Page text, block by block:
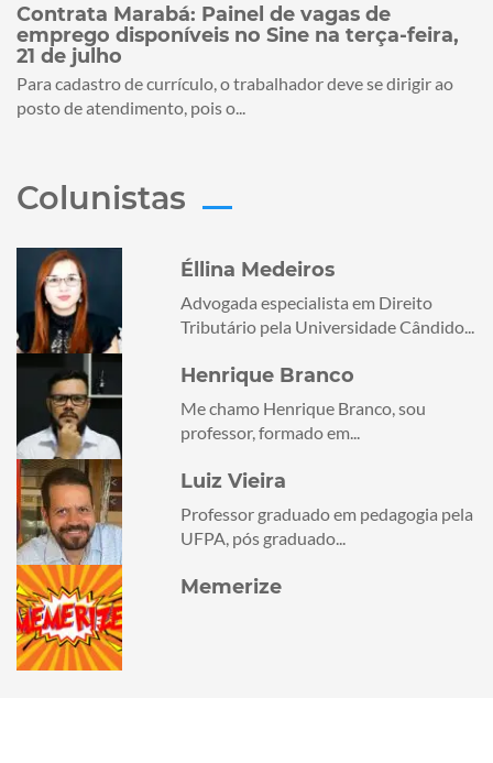
Contrata Marabá: Painel de vagas de
emprego disponíveis no Sine na terça-feira,
21 de julho
Para cadastro de currículo, o trabalhador deve se dirigir ao
posto de atendimento, pois o...
Colunistas
Éllina Medeiros
Advogada especialista em Direito
Tributário pela Universidade Cândido...
Henrique Branco
Me chamo Henrique Branco, sou
professor, formado em...
Luiz Vieira
Professor graduado em pedagogia pela
UFPA, pós graduado...
Memerize